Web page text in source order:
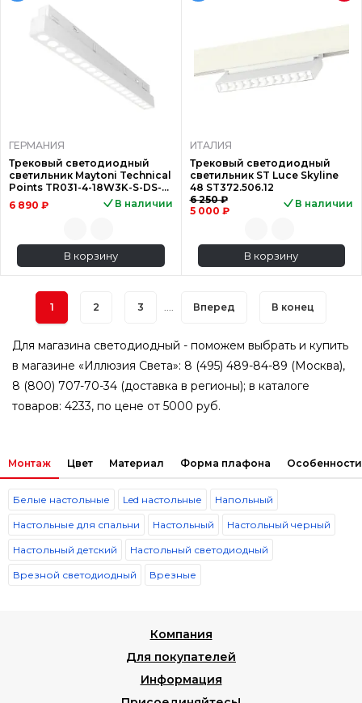
ГЕРМАНИЯ
Трековый светодиодный
светильник Maytoni Technical
Points TR031-4-18W3K-S-DS-
W
6 890 ₽ В наличии
В корзину
ИТАЛИЯ
Трековый светодиодный
светильник ST Luce Skyline
48 ST372.506.12
6 250 ₽
5 000 ₽
В наличии
В корзину
1 2 3 Вперед В конец
Для магазина светодиодный - поможем выбрать и купить
в магазине «Иллюзия Света»: 8 (495) 489-84-89 (Москва),
8 (800) 707-70-34 (доставка в регионы); в каталоге
товаров: 4233, по цене от 5000 руб.
Монтаж Цвет Материал Форма плафона Особенности
Белые настольные Led настольные Напольный
Настольные для спальни Настольный Настольный черный
Настольный детский Настольный светодиодный
Врезной светодиодный Врезные
Компания
Для покупателей
Информация